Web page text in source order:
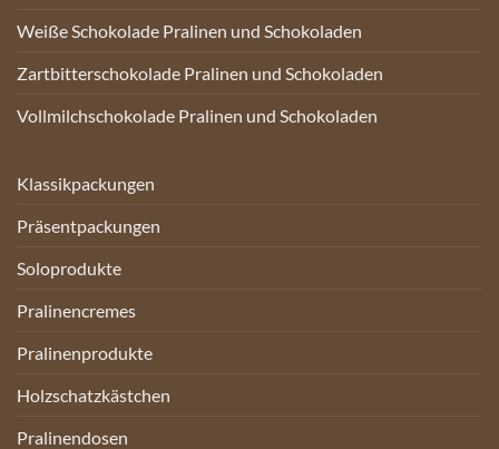
Weiße Schokolade Pralinen und Schokoladen
Zartbitterschokolade Pralinen und Schokoladen
Vollmilchschokolade Pralinen und Schokoladen
Klassikpackungen
Präsentpackungen
Soloprodukte
Pralinencremes
Pralinenprodukte
Holzschatzkästchen
Pralinendosen